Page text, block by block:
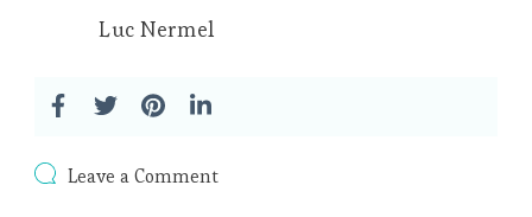
Luc Nermel
Leave a Commenton